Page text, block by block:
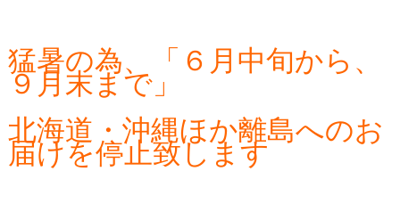
猛暑の為、「６月中旬から、
９月末まで」
北海道・沖縄ほか離島へのお
届けを停止致します